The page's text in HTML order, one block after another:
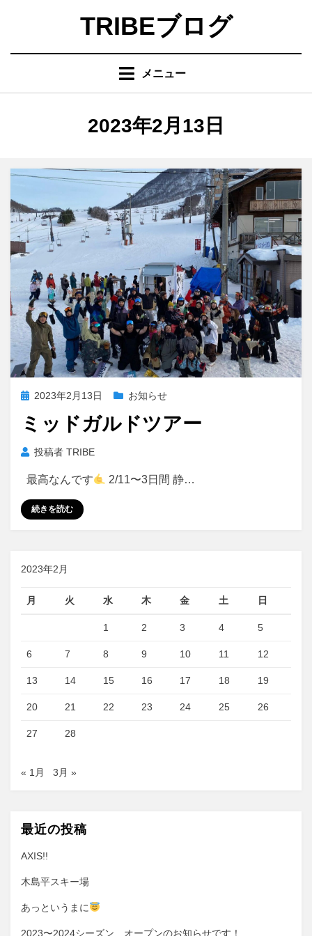
へ
TRIBEブログ
メニュー
日
:
2023年2月13日
投
日:
2023年2月13日 お知らせ
ミッドガルドツアー
投稿者 TRIBE
最高なんです 2/11〜3日間 静…
続きを読む
2023年2月
月 火 水 木 金 土 日
1 2 3 4 5
6 7 8 9 10 11 12
13 14 15 16 17 18 19
20 21 22 23 24 25 26
27 28
« 1月 3月 »
最近の投稿
AXIS!!
木島平スキー場
あっというまに
2023〜2024シーズン オープンのお知らせです！